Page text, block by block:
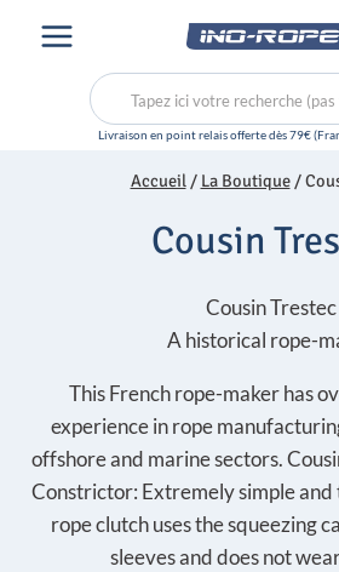
Recherche
pour :
Accueil / La Boutique /
Cousin
Cousin Trestec
A historical rope-
This French rope-maker has
experience in rope
offshore and marine sectors.
Constrictor: Extremely simple
rope clutch uses the squeezing
sleeves and does not